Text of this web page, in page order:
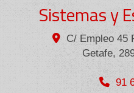
Sistemas y
C/ Empleo 45
Getafe,
91